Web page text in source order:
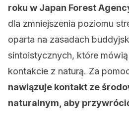
roku w Japan Forest
dla zmniejszenia poziomu
oparta na zasadach
sintoistycznych, które
kontakcie z naturą. Za
nawiązuje kontakt ze
naturalnym, aby